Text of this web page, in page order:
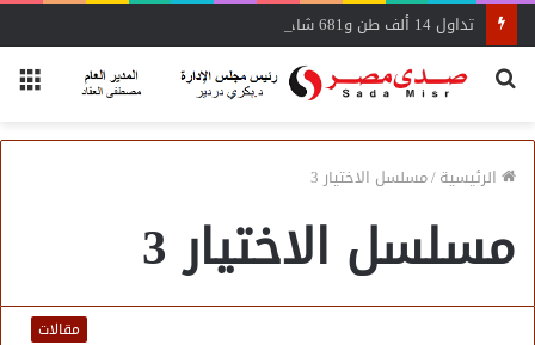
بحث
الرئيسية/مسلسل الاختيار 3
مسلسل الاختيار 3
مقالات